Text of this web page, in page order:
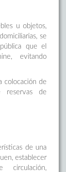
u objetos,
se
que el
evitando
colocación de
reservas de
de una
establecer